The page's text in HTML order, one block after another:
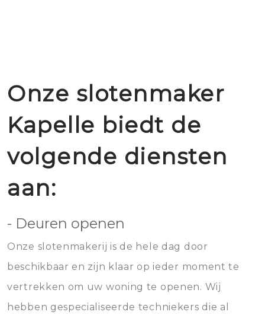
Onze slotenmaker
Kapelle biedt de
volgende diensten
aan:
- Deuren openen
Onze slotenmakerij is de hele dag door
beschikbaar en zijn klaar op ieder moment te
vertrekken om uw woning te openen. Wij
hebben gespecialiseerde techniekers die al